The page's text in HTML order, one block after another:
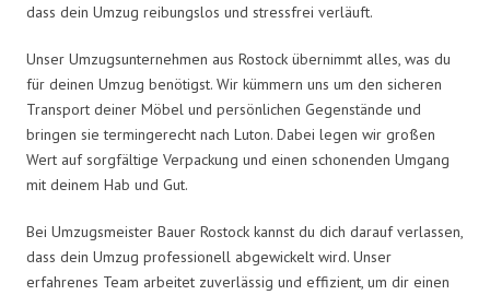
dass dein Umzug reibungslos und stressfrei verläuft.
Unser Umzugsunternehmen aus Rostock übernimmt alles, was du
für deinen Umzug benötigst. Wir kümmern uns um den sicheren
Transport deiner Möbel und persönlichen Gegenstände und
bringen sie termingerecht nach Luton. Dabei legen wir großen
Wert auf sorgfältige Verpackung und einen schonenden Umgang
mit deinem Hab und Gut.
Bei Umzugsmeister Bauer Rostock kannst du dich darauf verlassen,
dass dein Umzug professionell abgewickelt wird. Unser
erfahrenes Team arbeitet zuverlässig und effizient, um dir einen